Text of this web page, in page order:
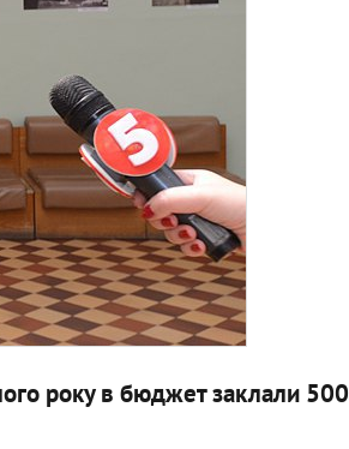
року в бюджет заклали 500